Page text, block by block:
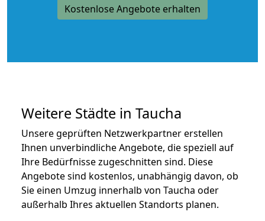
Kostenlose Angebote erhalten
Weitere Städte in Taucha
Unsere geprüften Netzwerkpartner erstellen
Ihnen unverbindliche Angebote, die speziell auf
Ihre Bedürfnisse zugeschnitten sind. Diese
Angebote sind kostenlos, unabhängig davon, ob
Sie einen Umzug innerhalb von Taucha oder
außerhalb Ihres aktuellen Standorts planen.